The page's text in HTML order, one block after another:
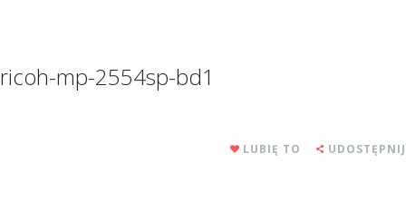
ricoh-mp-2554sp-bd1
LUBIĘ TO UDOSTĘPNIJ